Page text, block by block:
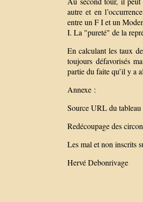
autre et en
entre un F I et un
I. La "pureté" de la
En calculant les taux
toujours défavorisés
partie du faite qu’il y a
Annexe :
Source URL du
Redécoupage des
Les mal et non inscrits
Hervé Debonrivage